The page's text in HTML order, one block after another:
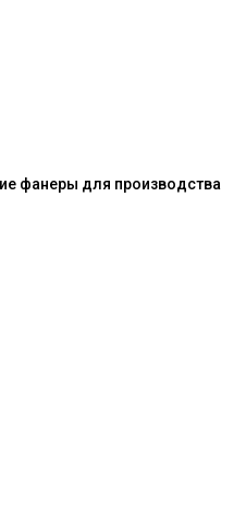
фанеры для производства